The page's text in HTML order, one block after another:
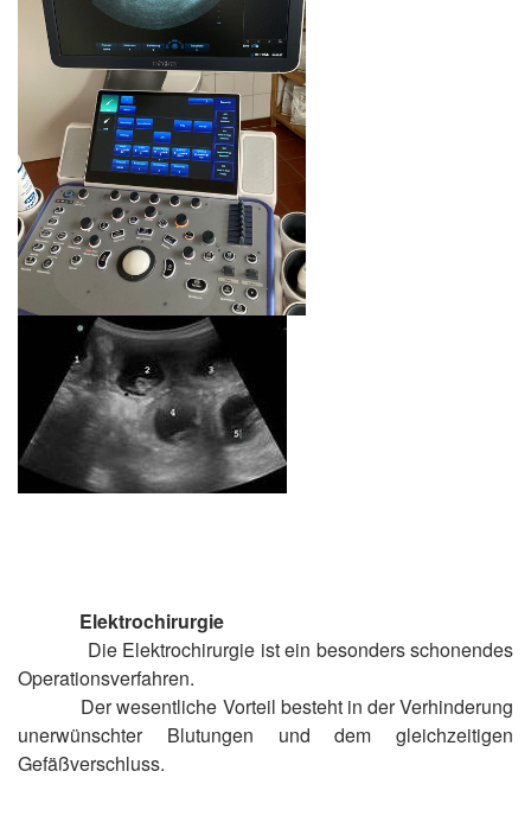
Elektrochirurgie
Die Elektrochirurgie ist ein besonders schonendes
Operationsverfahren.
Der wesentliche Vorteil besteht in der Verhinderung
unerwünschter Blutungen und dem gleichzeitigen
Gefäßverschluss.